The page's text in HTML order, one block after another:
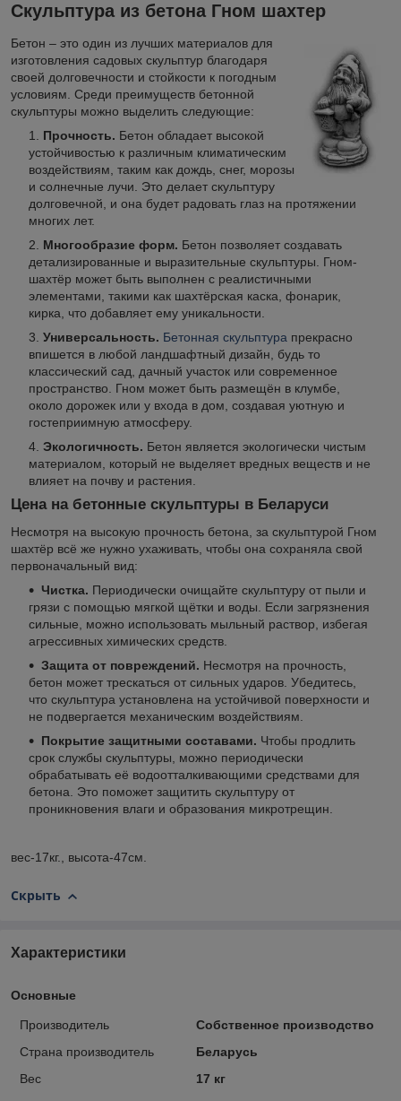
Скульптура из бетона Гном шахтер
Бетон – это один из лучших материалов для
изготовления садовых скульптур благодаря
своей долговечности и стойкости к погодным
условиям. Среди преимуществ бетонной
скульптуры можно выделить следующие:
Прочность. Бетон обладает высокой
устойчивостью к различным климатическим
воздействиям, таким как дождь, снег, морозы
и солнечные лучи. Это делает скульптуру
долговечной, и она будет радовать глаз на протяжении
многих лет.
Многообразие форм. Бетон позволяет создавать
детализированные и выразительные скульптуры. Гном-
шахтёр может быть выполнен с реалистичными
элементами, такими как шахтёрская каска, фонарик,
кирка, что добавляет ему уникальности.
Универсальность. Бетонная скульптура прекрасно
впишется в любой ландшафтный дизайн, будь то
классический сад, дачный участок или современное
пространство. Гном может быть размещён в клумбе,
около дорожек или у входа в дом, создавая уютную и
гостеприимную атмосферу.
Экологичность. Бетон является экологически чистым
материалом, который не выделяет вредных веществ и не
влияет на почву и растения.
Цена на бетонные скульптуры в Беларуси
Несмотря на высокую прочность бетона, за скульптурой Гном
шахтёр всё же нужно ухаживать, чтобы она сохраняла свой
первоначальный вид:
Чистка. Периодически очищайте скульптуру от пыли и
грязи с помощью мягкой щётки и воды. Если загрязнения
сильные, можно использовать мыльный раствор, избегая
агрессивных химических средств.
Защита от повреждений. Несмотря на прочность,
бетон может трескаться от сильных ударов. Убедитесь,
что скульптура установлена на устойчивой поверхности и
не подвергается механическим воздействиям.
Покрытие защитными составами. Чтобы продлить
срок службы скульптуры, можно периодически
обрабатывать её водоотталкивающими средствами для
бетона. Это поможет защитить скульптуру от
проникновения влаги и образования микротрещин.
вес-17кг., высота-47см.
Скрыть
Характеристики
Основные
Производитель
Собственное производство
Страна производитель
Беларусь
Вес
17 кг